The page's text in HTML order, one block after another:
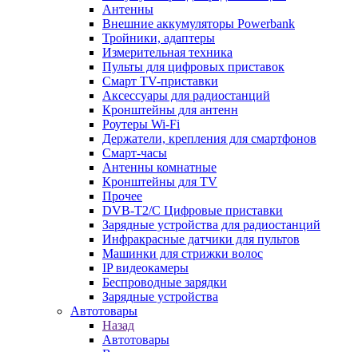
Антенны
Внешние аккумуляторы Powerbank
Тройники, адаптеры
Измерительная техника
Пульты для цифровых приставок
Смарт ТV-приставки
Аксессуары для радиостанций
Кронштейны для антенн
Роутеры Wi-Fi
Держатели, крепления для смартфонов
Смарт-часы
Антенны комнатные
Кронштейны для TV
Прочее
DVB-T2/C Цифровые приставки
Зарядные устройства для радиостанций
Инфракрасные датчики для пультов
Машинки для стрижки волос
IP видеокамеры
Беспроводные зарядки
Зарядные устройства
Автотовары
Назад
Автотовары